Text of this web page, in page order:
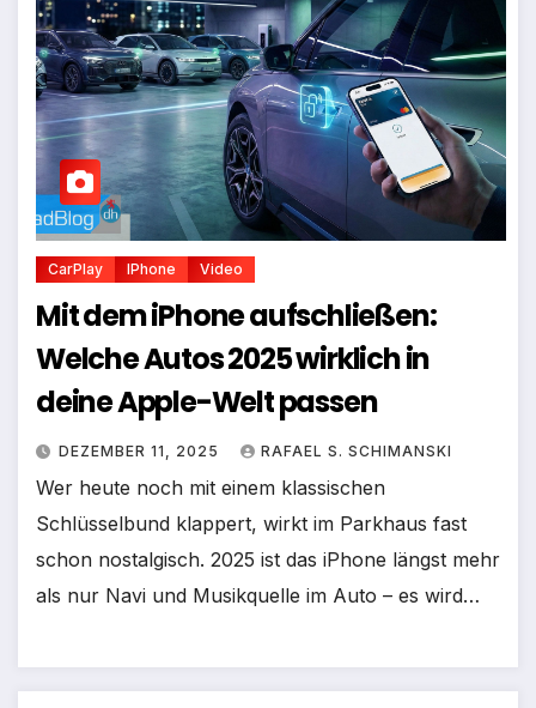
CarPlay IPhone Video
Mit dem iPhone aufschließen:
Welche Autos 2025 wirklich in
deine Apple-Welt passen
DEZEMBER 11, 2025 RAFAEL S. SCHIMANSKI
Wer heute noch mit einem klassischen
Schlüsselbund klappert, wirkt im Parkhaus fast
schon nostalgisch. 2025 ist das iPhone längst mehr
als nur Navi und Musikquelle im Auto – es wird…